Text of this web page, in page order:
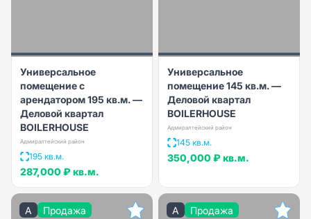
Универсальное
помещение с
арендатором 195 кв.м. —
Деловой квартал
BOILERHOUSE
Адмиралтейский район
195 кв.м.
287,000 ₽ кв.м.
Универсальное
помещение 145 кв.м. —
Деловой квартал
BOILERHOUSE
Адмиралтейский район
145 кв.м.
350,000 ₽ кв.м.
A Продажа A Продажа